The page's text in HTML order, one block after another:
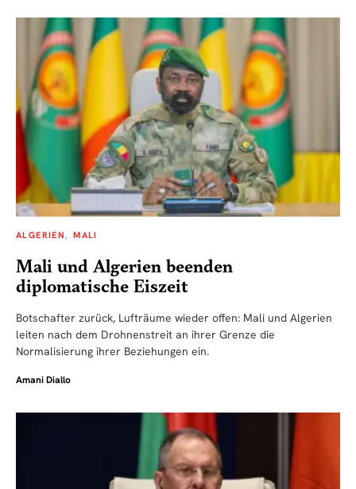
ALGERIEN MALI
Mali und Algerien beenden
diplomatische Eiszeit
Botschafter zurück, Lufträume wieder offen: Mali und Algerien
leiten nach dem Drohnenstreit an ihrer Grenze die
Normalisierung ihrer Beziehungen ein.
Amani Diallo